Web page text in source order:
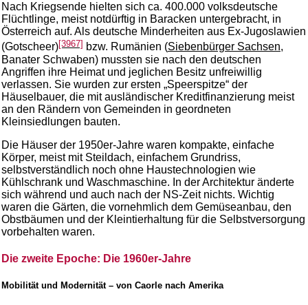
Nach Kriegsende hielten sich ca. 400.000 volksdeutsche
Flüchtlinge, meist notdürftig in Baracken untergebracht, in
Österreich auf. Als deutsche Minderheiten aus Ex-Jugoslawien
(Gotscheer)[3967] bzw. Rumänien (Siebenbürger Sachsen,
Banater Schwaben) mussten sie nach den deutschen
Angriffen ihre Heimat und jeglichen Besitz unfreiwillig
verlassen. Sie wurden zur ersten „Speerspitze“ der
Häuselbauer, die mit ausländischer Kreditfinanzierung meist
an den Rändern von Gemeinden in geordneten
Kleinsiedlungen bauten.
Die Häuser der 1950er-Jahre waren kompakte, einfache
Körper, meist mit Steildach, einfachem Grundriss,
selbstverständlich noch ohne Haustechnologien wie
Kühlschrank und Waschmaschine. In der Architektur änderte
sich während und auch nach der NS-Zeit nichts. Wichtig
waren die Gärten, die vornehmlich dem Gemüseanbau, den
Obstbäumen und der Kleintierhaltung für die Selbstversorgung
vorbehalten waren.
Die zweite Epoche: Die 1960er-Jahre
Mobilität und Modernität – von Caorle nach Amerika